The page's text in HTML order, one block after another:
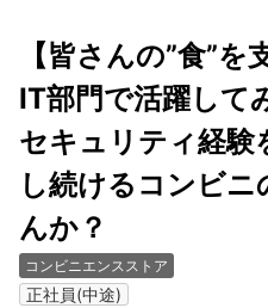
【皆さんの”食”
IT部門で活躍して
セキュリティ経験
し続けるコンビ
んか？
コンビニエンスストア
正社員(中途)